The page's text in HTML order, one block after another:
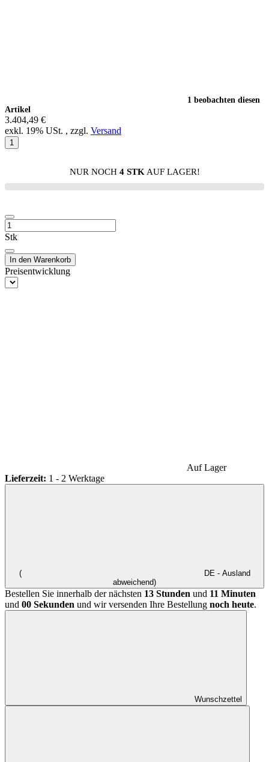
1 beobachten diesen
Artikel
3.404,49 €
exkl. 19% USt. , zzgl. Versand
NUR NOCH 4 STKAUF LAGER!
Stk
In den Warenkorb
Preisentwicklung
Auf Lager
Lieferzeit: 1 - 2 Werktage
(
DE - Ausland
abweichend)
Bestellen Sie innerhalb der nächsten 13 Stunden und 11 Minuten
und 00 Sekunden und wir versenden Ihre Bestellung noch heute.
Wunschzettel